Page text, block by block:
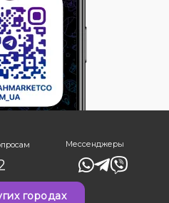
Мессенджеры
городах